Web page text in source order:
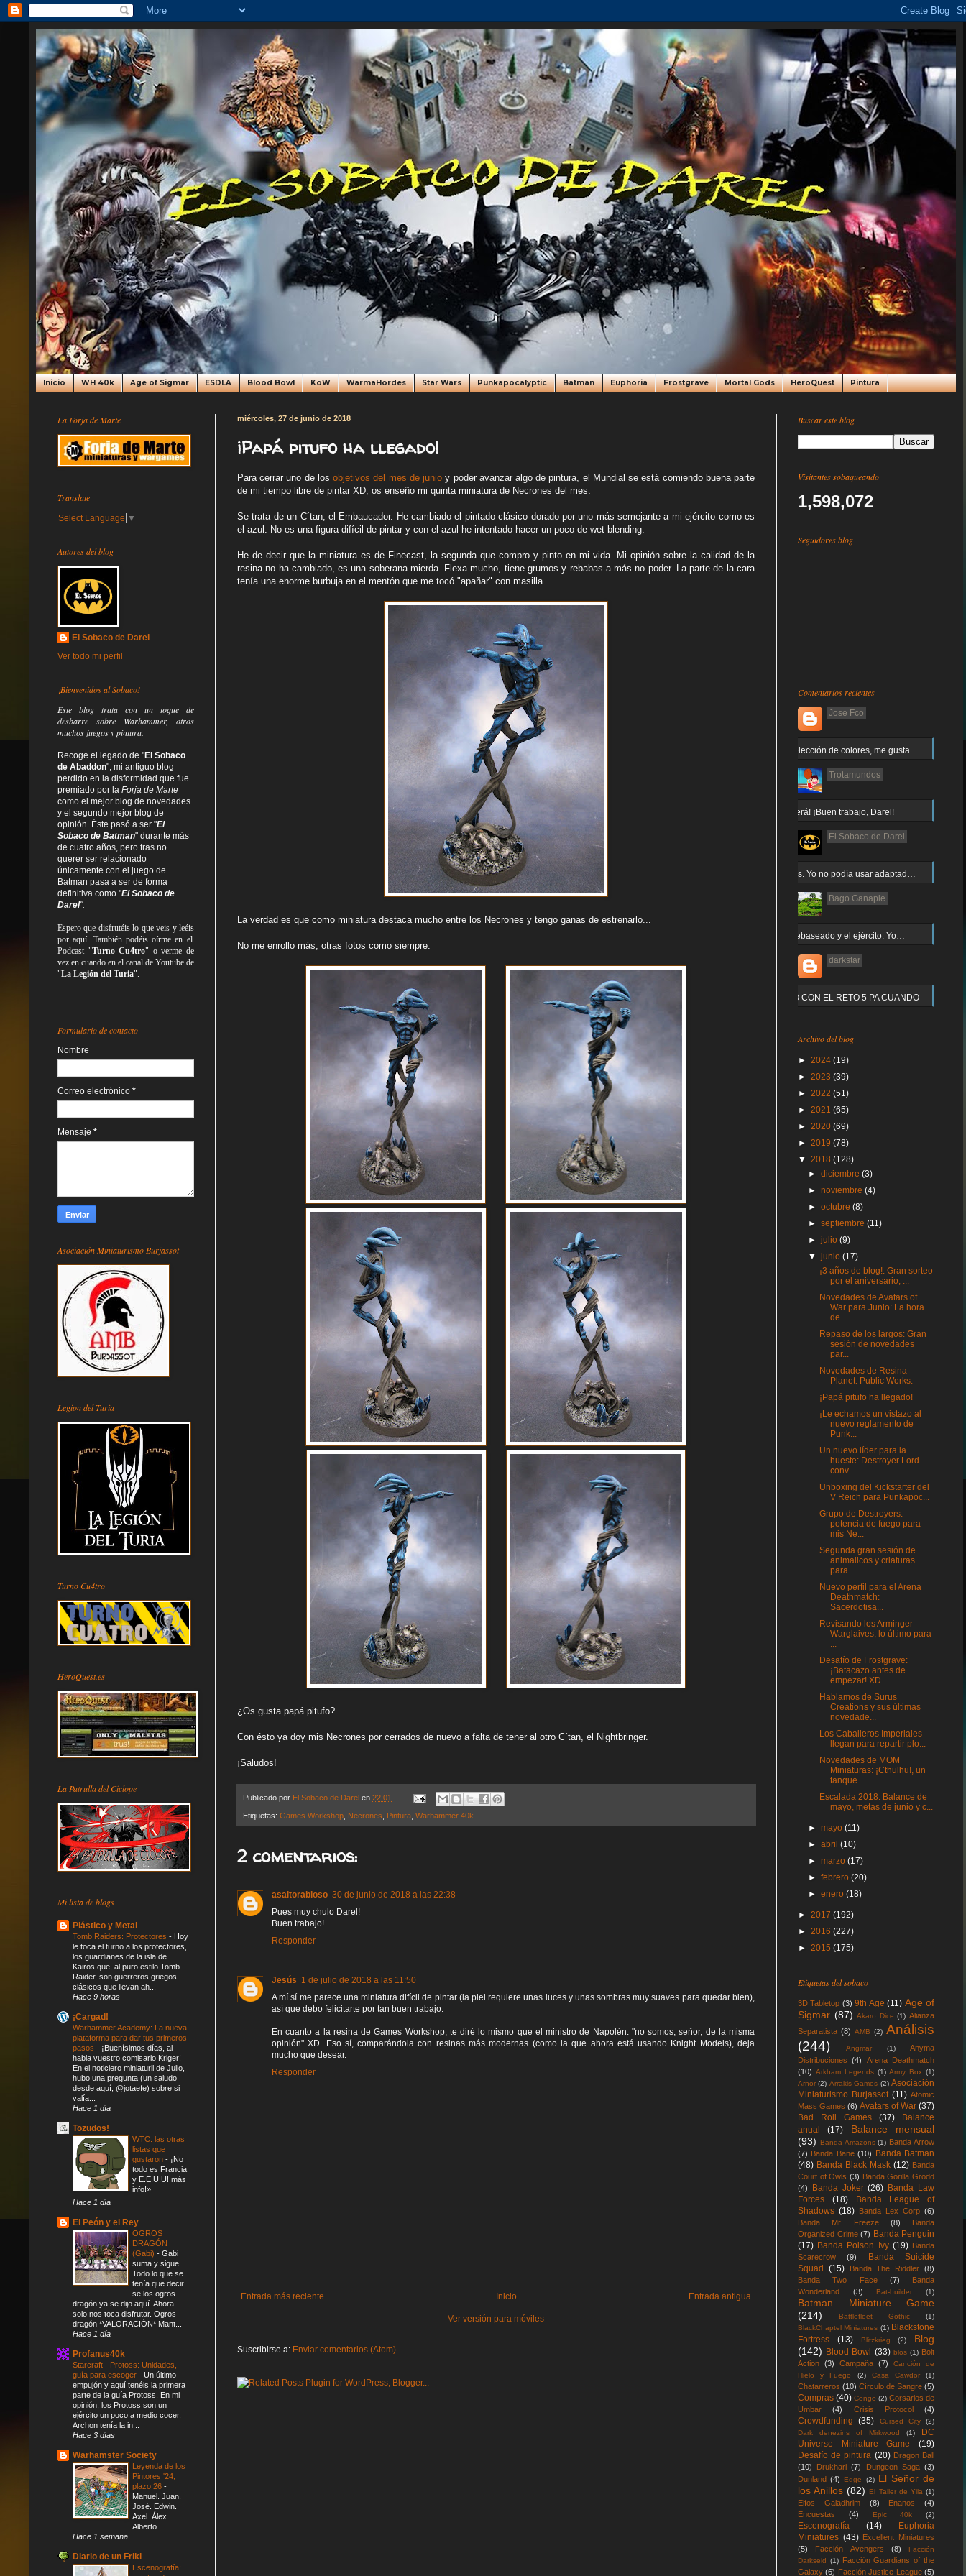
Inicio WH 40k Age of Sigmar ESDLA Blood Bowl KoW WarmaHordes Star Wars Punkapocalyptic Batman Euphoria Frostgrave Mortal Gods HeroQuest Pintura
miércoles, 27 de junio de 2018
¡Papá pitufo ha llegado!
Para cerrar uno de losobjetivos del mes de junio y poder avanzar algo de pintura, el Mundial se está comiendo buena parte
de mi tiempo libre de pintar XD, os enseño mi quinta miniatura de Necrones del mes.
Se trata de un C´tan, el Embaucador. He cambiado el pintado clásico dorado por uno más semejante a mi ejército como es
el azul. No es una figura difícil de pintar y con el azul he intentado hacer un poco de wet blending.
He de decir que la miniatura es de Finecast, la segunda que compro y pinto en mi vida. Mi opinión sobre la calidad de la
resina no ha cambiado, es una soberana mierda. Flexa mucho, tiene grumos y rebabas a más no poder. La parte de la cara
tenía una enorme burbuja en el mentón que me tocó "apañar" con masilla.
La verdad es que como miniatura destaca mucho entre los Necrones y tengo ganas de estrenarlo...
No me enrollo más, otras fotos como siempre:
¿Os gusta papá pitufo?
Con ésto ya doy mis Necrones por cerrados de nuevo a falta de tener al otro C´tan, el Nightbringer.
¡Saludos!
Publicado por El Sobaco de Darel en 22:01
Etiquetas: Games Workshop Necrones Pintura Warhammer 40k
2 comentarios:
asaltorabioso 30 de junio de 2018 a las 22:38
Pues muy chulo Darel!
Buen trabajo!
Responder
Jesús 1 de julio de 2018 a las 11:50
A mí sí me parece una miniatura difícil de pintar (la piel requiere unas luces y unas sombras muy suaves para quedar bien),
así que debo felicitarte por tan buen trabajo.
En cuanto a la resina de Games Workshop, te diré lo mismo que el ministro de Napolén: "no somos, señor, de la misma
opinión" XD. Eso sí, comparándola con resinas más modernas (como la que ahora está usando Knight Models), deja
mucho que desear.
Responder
Entrada más reciente Entrada antigua
Inicio
Ver versión para móviles
Suscribirse a: Enviar comentarios (Atom)
La Forja de Marte
Translate
Select Language ▼
Autores del blog
El Sobaco de Darel
Ver todo mi perfil
¡Bienvenidos al Sobaco!
Este blog trata con un toque de
desbarre sobre Warhammer, otros
muchos juegos y pintura.
Recoge el legado de "El Sobaco
de Abaddon", mi antiguo blog
perdido en la disformidad que fue
premiado por la Forja de Marte
como el mejor blog de novedades
y el segundo mejor blog de
opinión. Éste pasó a ser "El
Sobaco de Batman" durante más
de cuatro años, pero tras no
querer ser relacionado
únicamente con el juego de
Batman pasa a ser de forma
definitiva como "El Sobaco de
Darel".
Espero que disfrutéis lo queveis yleéis
por aquí. También podéis oírme en el
Podcast "Turno Cu4tro" o verme de
vez en cuando en el canal de Youtube de
"La Legión del Turia".
Formulario de contacto
Nombre
Correo electrónico *
Mensaje *
Asociación Miniaturismo Burjassot
Legion del Turia
Turno Cu4tro
HeroQuest.es
La Patrulla del Cíclope
Mi lista de blogs
Plástico y Metal
Tomb Raiders: Protectores - Hoy
le toca el turno a los protectores,
los guardianes de la isla de
Kairos que, al puro estilo Tomb
Raider, son guerreros griegos
clásicos que llevan ah...
Hace 9 horas
¡Cargad!
Warhammer Academy: La nueva
plataforma para dar tus primeros
pasos - ¡Buenísimos días, al
habla vuestro comisario Kriger!
En el noticiero miniaturil de Julio,
hubo una pregunta (un saludo
desde aquí, @jotaefe) sobre si
valía...
Hace 1 día
Tozudos!
WTC: las otras
listas que
gustaron - ¡No
todo es Francia
y E.E.U.U! más
info!»
Hace 1 día
El Peón y el Rey
OGROS
DRAGÓN
(Gabi) - Gabi
suma y sigue.
Todo lo que se
tenía que decir
se los ogros
dragón ya se dijo aquí. Ahora
solo nos toca disfrutar. Ogros
dragón *VALORACIÓN* Mant...
Hace 1 día
Profanus40k
Starcraft - Protoss: Unidades,
guía para escoger - Un último
empujón y aquí tenéis la primera
parte de la guía Protoss. En mi
opinión, los Protoss son un
ejército un poco a medio cocer.
Archon tenía la in...
Hace 3 días
Warhamster Society
Leyenda de los
Pintores '24,
plazo 26 -
Manuel. Juan.
José. Edwin.
Axel. Álex.
Alberto.
Hace 1 semana
Diario de un Friki
Escenografía:
Buscar este blog
Visitantes sobaqueando
1,598,072
Seguidores blog
Comentarios recientes
Jose Fco
Muy buena elección de colores, me gusta.…
Trotamundos
¡Arnor no caerá! ¡Buen trabajo, Darel!
El Sobaco de Darel
Jajaja gracias. Yo no podía usar adaptad…
Bago Ganapie
Increíble el rebaseado y el ejército. Yo…
darkstar
Y QUE PASO CON EL RETO 5 PA CUANDO
Archivo del blog
► 2024 (19)
► 2023 (39)
► 2022 (51)
► 2021 (65)
► 2020 (69)
► 2019 (78)
▼ 2018 (128)
►diciembre(3)
►noviembre(4)
►octubre(8)
►septiembre(11)
►julio(9)
▼junio(17)
¡3 años de blog!: Gran sorteo
por el aniversario, ...
Novedades de Avatars of
War para Junio: La hora
de...
Repaso de los largos: Gran
sesión de novedades
par...
Novedades de Resina
Planet: Public Works.
¡Papá pitufo ha llegado!
¡Le echamos un vistazo al
nuevo reglamento de
Punk...
Un nuevo líder para la
hueste: Destroyer Lord
conv...
Unboxing del Kickstarter del
V Reich para Punkapoc...
Grupo de Destroyers:
potencia de fuego para
mis Ne...
Segunda gran sesión de
animalicos y criaturas
para...
Nuevo perfil para el Arena
Deathmatch:
Sacerdotisa...
Revisando los Arminger
Warglaives, lo último para
...
Desafío de Frostgrave:
¡Batacazo antes de
empezar! XD
Hablamos de Surus
Creations y sus últimas
novedade...
Los Caballeros Imperiales
llegan para repartir plo...
Novedades de MOM
Miniaturas: ¡Cthulhu!, un
tanque ...
Escalada 2018: Balance de
mayo, metas de junio y c...
►mayo(11)
►abril(10)
►marzo(17)
►febrero(20)
►enero(18)
► 2017 (192)
► 2016 (227)
► 2015 (175)
Etiquetas del sobaco
3D Tabletop (3) 9th Age (11) Age of
Sigmar (87) Akaro Dice (1) Alianza
Separatista (8) AMB (2) Análisis
(244)
Angmar (1)
Anyma
Distribuciones
(4)
Arena Deathmatch
(10) Arkham Legends (1) Army Box (1)
Arnor (2) Arrakis Games (2) Asociación
Miniaturismo Burjassot (11) Atomic
Mass Games (6) Avatars of War (37)
Bad Roll Games
(37)
Balance
anual
(17)
Balance mensual
(93)
Banda Amazons (1) Banda Arrow
(7) Banda Bane (10)
Banda Batman
(48) Banda Black Mask (12) Banda
Court of Owls (3) Banda Gorilla Grodd
(4)
Banda Joker (26) Banda Law
Forces
(18)
Banda League of
Shadows (18) Banda Lex Corp (6)
Banda Mr. Freeze
(8)
Banda
Organized Crime (7) Banda Penguin
(17) Banda Poison Ivy (19) Banda
Scarecrow
(9)
Banda Suicide
Squad
(15) Banda The Riddler (8)
Banda Two Face
(7)
Banda
Wonderland
(3) Bat-builder (1)
Batman Miniature Game
(214)
Battlefleet Gothic
(1)
BlackChaptel Miniatures (1) Blackstone
Fortress
(13) Blitzkrieg (2)
Blog
(142) Blood Bowl (33) blos (1) Bolt
Action (3) Campaña (7)
Canción de
Hielo y Fuego
(2) Casa Cawdor (1)
Chatarreros (10) Círculo de Sangre (5)
Compras (40) Congo (2) Corsarios de
Umbar
(4) Crisis Protocol (4)
Crowdfunding (35) Cursed City
(2)
Dark denezins of Mirkwood
(1)
DC
Universe Miniature Game
(19)
Desafío de pintura (20) Dragon Ball
(10)
Drukhari (7) Dungeon Saga (3)
Dunland (4) Edge (2) El Señor de
los Anillos (82) El Taller de Yila (1)
Elfos Galadhrim (8) Enanos
(4)
Encuestas
(4) Epic 40k (2)
Escenografía (14)
Euphoria
Miniatures (43) Excellent Miniatures
(5)
Facción Avengers (8)
Facción
Darkseid (1) Facción Guardians of the
Galaxy (6) Facción Justice League (5)